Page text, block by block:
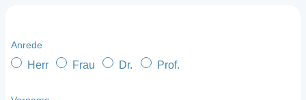
Anrede
Herr Frau Dr. Prof.